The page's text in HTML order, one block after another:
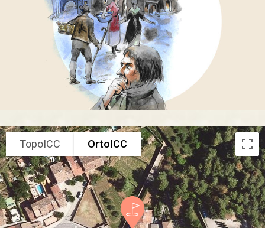
TopoICC OrtoICC